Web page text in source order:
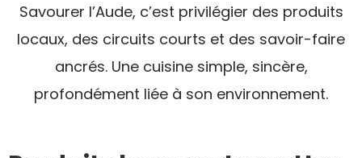
Savourer l’Aude, c’est privilégier des produits
locaux, des circuits courts et des savoir-faire
ancrés. Une cuisine simple, sincère,
profondément liée à son environnement.